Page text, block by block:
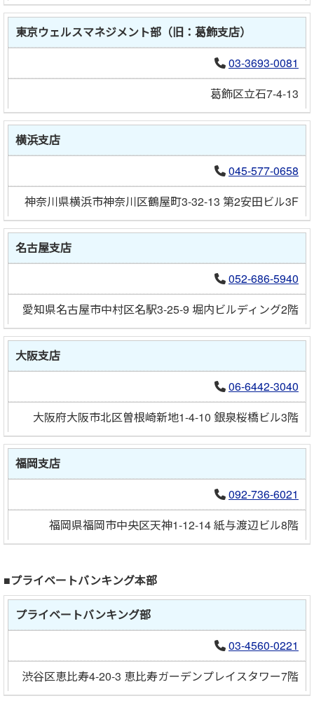
東京ウェルスマネジメント部（旧：葛飾支店）
03-3693-0081
葛飾区立石7-4-13
横浜支店
045-577-0658
神奈川県横浜市神奈川区鶴屋町3-32-13 第2安田ビル3F
名古屋支店
052-686-5940
愛知県名古屋市中村区名駅3-25-9 堀内ビルディング2階
大阪支店
06-6442-3040
大阪府大阪市北区曽根崎新地1-4-10 銀泉桜橋ビル3階
福岡支店
092-736-6021
福岡県福岡市中央区天神1-12-14 紙与渡辺ビル8階
■プライベートバンキング本部
プライベートバンキング部
03-4560-0221
渋谷区恵比寿4-20-3 恵比寿ガーデンプレイスタワー7階